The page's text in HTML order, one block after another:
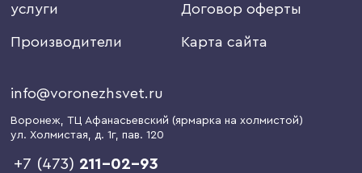
услуги
Производители
Договор оферты
Карта сайта
info@voronezhsvet.ru
Воронеж, ТЦ Афанасьевский (ярмарка на холмистой)
ул. Холмистая, д. 1г, пав. 120
+7 (473) 211-02-93